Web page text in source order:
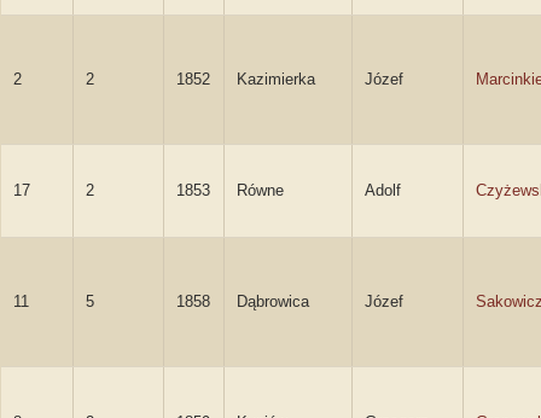
2 2 1852 Kazimierka Józef
17 2 1853 Równe Adolf
11 5 1858 Dąbrowica Józef